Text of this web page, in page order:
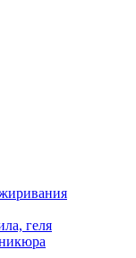
геля